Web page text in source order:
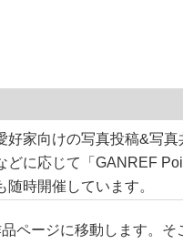
好家向けの写真投稿&写真
どに応じて「GANREF
時開催しています。
ページに移動します。そ